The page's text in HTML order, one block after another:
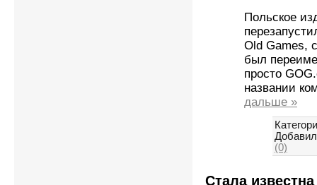
Польское
Old Games,
был
просто
названии
дальше »
(0)
Стала